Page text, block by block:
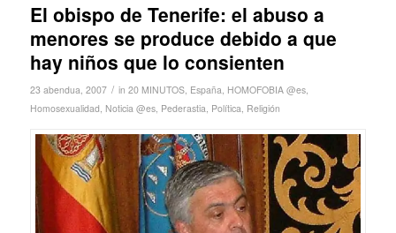
El obispo de Tenerife: el abuso a
menores se produce debido a que
hay niños que lo consienten
23 abendua, 2007 / in 20 MINUTOS, España, HOMOFOBIA @es,
Homosexualidad, Noticia @es, Pederastia, Política, Religión